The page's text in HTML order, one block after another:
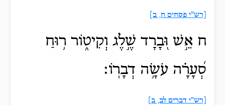
[רש"י פסחים ח, ב]
ח אֵ֣שׁ וּ֭בָרָד שֶׁ֣לֶג וְקִיט֑וֹר ר֥וּחַ
סְ֝עָרָ֗ה עֹשָׂ֥ה דְבָרֽוֹ׃
[רש"י דברים לב, ב]